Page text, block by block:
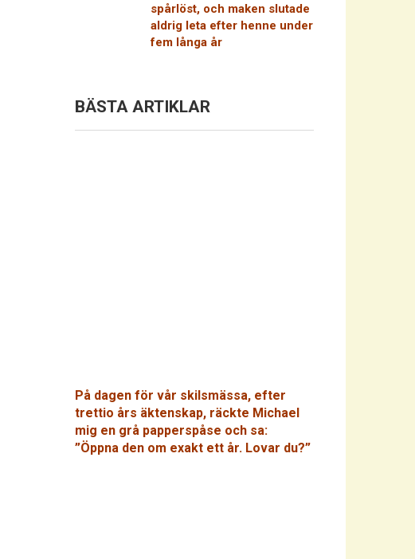
spårlöst, och maken slutade
aldrig leta efter henne under
fem långa år
BÄSTA ARTIKLAR
På dagen för vår skilsmässa, efter
trettio års äktenskap, räckte Michael
mig en grå papperspåse och sa:
”Öppna den om exakt ett år. Lovar du?”